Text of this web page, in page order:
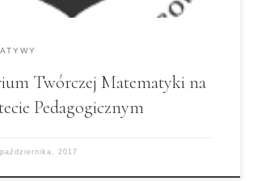
Twórczej Matematyki na
Pedagogicznym
2017